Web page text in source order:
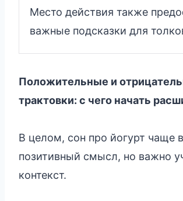
Место действия также
важные подсказки для
Положительные и
трактовки: с чего начать
В целом, сон про йогурт чаще
позитивный смысл, но важно
контекст.